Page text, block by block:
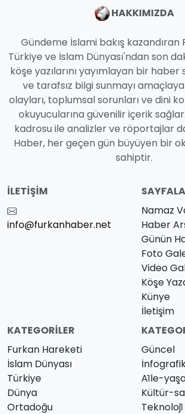
HAKKIMIZDA
Gündeme İslami bakış kazandıran
Türkiye ve İslam Dünyası'ndan son
köşe yazılarını yayımlayan bir
ve tarafsız bilgi sunmayı
olayları, toplumsal sorunları ve dini
okuyucularına güvenilir içerik
kadrosu ile analizler ve röportajlar
Haber, her geçen gün büyüyen bir
sahiptir.
İLETIŞIM
info@furkanhaber.net
Namaz
Haber
Günün
Foto
Video
Köşe
Künye
İletişim
KATEGORILER
Furkan Hareketi
İslam Dünyası
Türkiye
Dünya
Ortadoğu
Güncel
Ai̇le-
Kültür-
Teknoloji̇